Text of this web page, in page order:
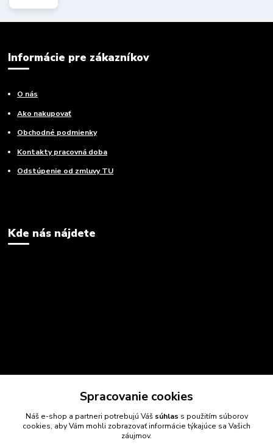
Informácie pre zákazníkov
O nás
Ako nakupovať
Obchodné podmienky
Kontakty pracovná doba
Odstúpenie od zmluvy TU
Kde nás nájdete
Spracovanie cookies
Náš e-shop a partneri potrebujú Váš súhlas s použitím súborov
cookies, aby Vám mohli zobrazovať informácie týkajúce sa Vašich
záujmov.